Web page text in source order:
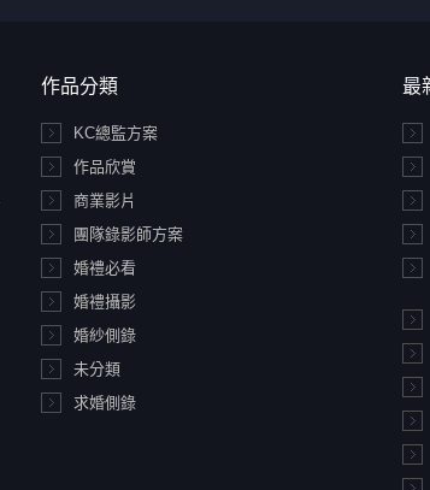
作品分類
KC總監方案
作品欣賞
商業影片
團隊錄影師方案
婚禮必看
婚禮攝影
婚紗側錄
未分類
求婚側錄
最